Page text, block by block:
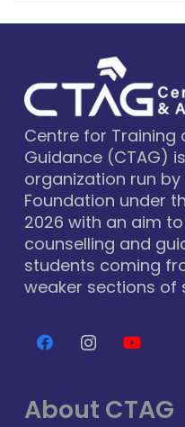
Centre for Training
Guidance (CTAG)
organization run
Foundation under
2026 with an aim
counselling and
students coming
weaker sections of
About CTAG